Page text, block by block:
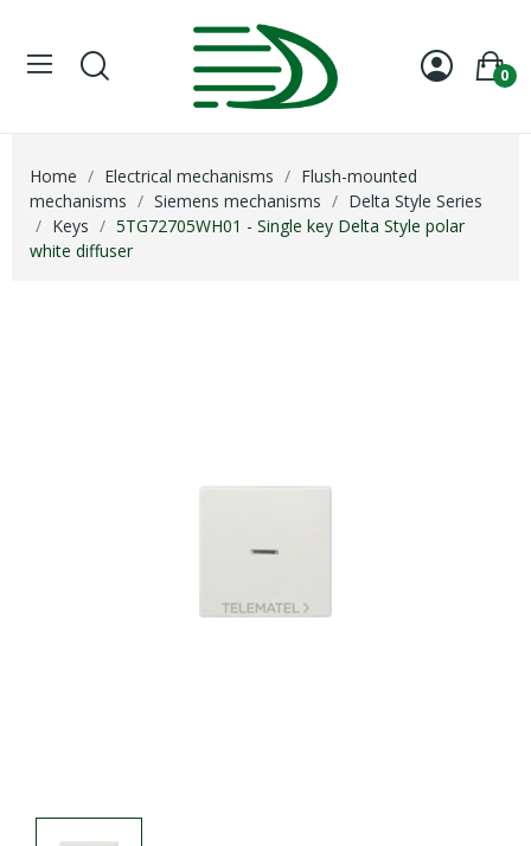
0
Home Electrical mechanisms
Flush-mounted
mechanisms
Siemens mechanisms
Delta Style Series
Keys
5TG72705WH01 - Single key Delta Style polar
white diffuser